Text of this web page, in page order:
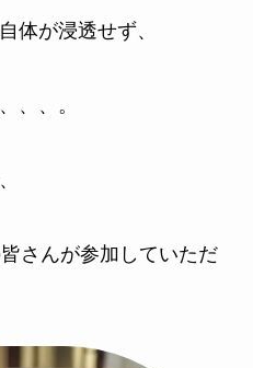
体が浸透せず、
、、。
さんが参加していただ